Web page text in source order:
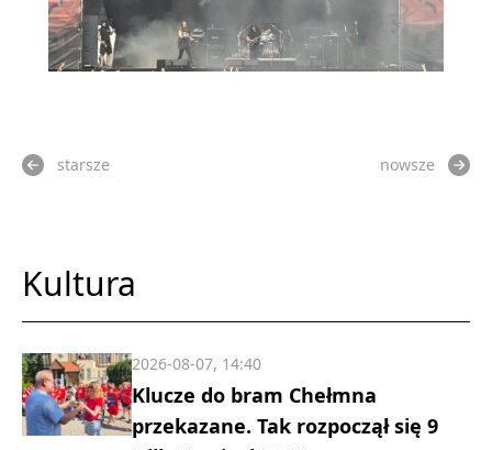
starsze nowsze
Kultura
Klucze do bram Chełmna
przekazane. Tak rozpoczął się 9
2026-08-07, 14:40